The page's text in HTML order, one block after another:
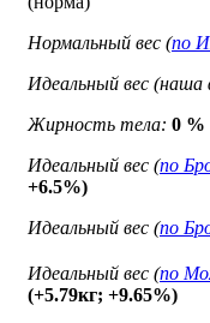
Нормальный вес (по
Идеальный вес (наша
Жирность тела: 0 %
Идеальный вес (по
+6.5%)
Идеальный вес (по
Идеальный вес (по
(+5.79кг; +9.65%)